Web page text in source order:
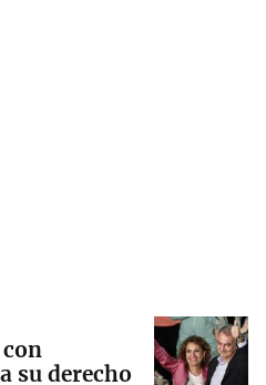
su derecho